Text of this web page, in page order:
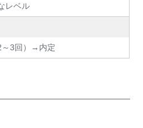
レベル
3回）→内定